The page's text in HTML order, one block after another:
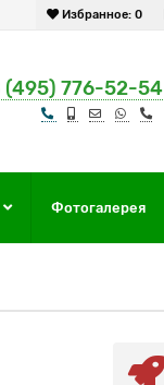
Избранное: 0
(495) 776-52-54
Фотогалерея